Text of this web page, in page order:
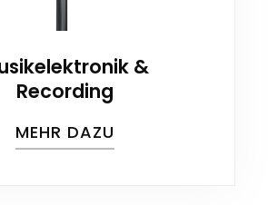
&
Recording
MEHR DAZU